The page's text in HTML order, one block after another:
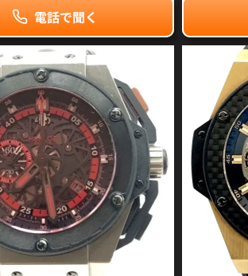
電話で聞く